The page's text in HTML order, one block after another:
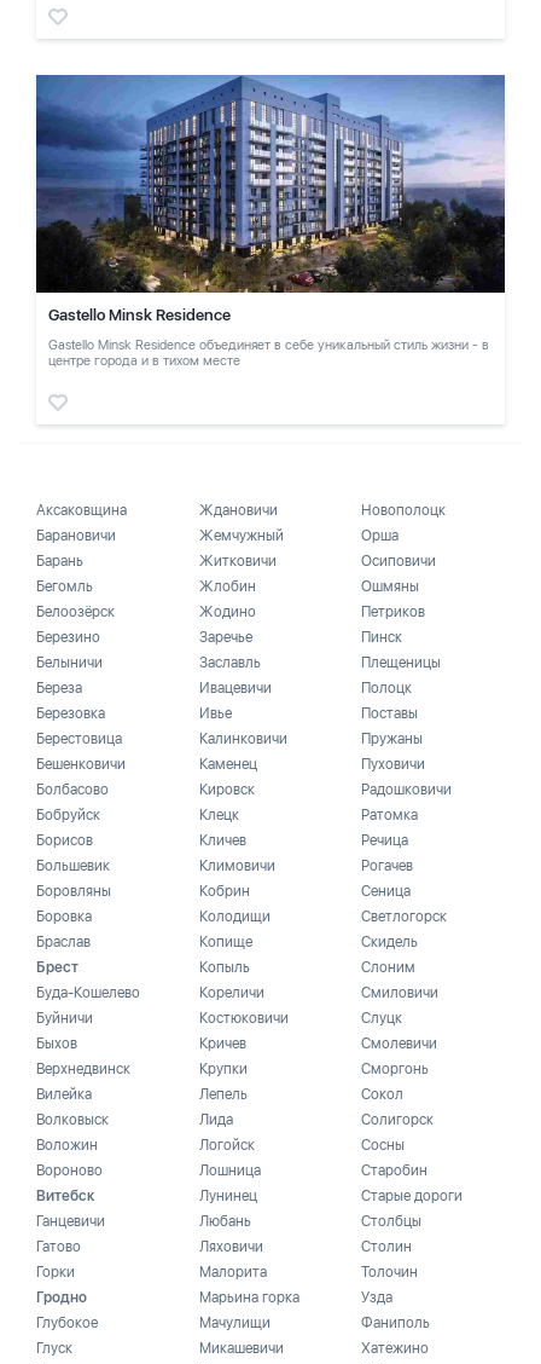
Gastello Minsk Residence
Gastello Minsk Residence объединяет в себе уникальный стиль жизни - в
центре города и в тихом месте
Аксаковщина
Барановичи
Барань
Бегомль
Белоозёрск
Березино
Белыничи
Береза
Березовка
Берестовица
Бешенковичи
Болбасово
Бобруйск
Борисов
Большевик
Боровляны
Боровка
Браслав
Брест
Буда-Кошелево
Буйничи
Быхов
Верхнедвинск
Вилейка
Волковыск
Воложин
Вороново
Витебск
Ганцевичи
Гатово
Горки
Гродно
Глубокое
Глуск
Ждановичи
Жемчужный
Житковичи
Жлобин
Жодино
Заречье
Заславль
Ивацевичи
Ивье
Калинковичи
Каменец
Кировск
Клецк
Кличев
Климовичи
Кобрин
Колодищи
Копище
Копыль
Кореличи
Костюковичи
Кричев
Крупки
Лепель
Лида
Логойск
Лошница
Лунинец
Любань
Ляховичи
Малорита
Марьина горка
Мачулищи
Микашевичи
Новополоцк
Орша
Осиповичи
Ошмяны
Петриков
Пинск
Плещеницы
Полоцк
Поставы
Пружаны
Пуховичи
Радошковичи
Ратомка
Речица
Рогачев
Сеница
Светлогорск
Скидель
Слоним
Смиловичи
Слуцк
Смолевичи
Сморгонь
Сокол
Солигорск
Сосны
Старобин
Старые дороги
Столбцы
Столин
Толочин
Узда
Фаниполь
Хатежино